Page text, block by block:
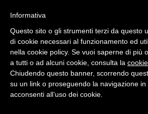
Informativa
Questo sito o gli strumenti terzi da questo
di cookie necessari al funzionamento ed
nella cookie policy. Se vuoi saperne di più
a tutti o ad alcuni cookie, consulta la
Chiudendo questo banner, scorrendo
su un link o proseguendo la navigazione in
acconsenti all’uso dei cookie.